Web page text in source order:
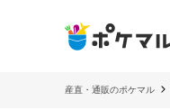
産直・通販のポケマル